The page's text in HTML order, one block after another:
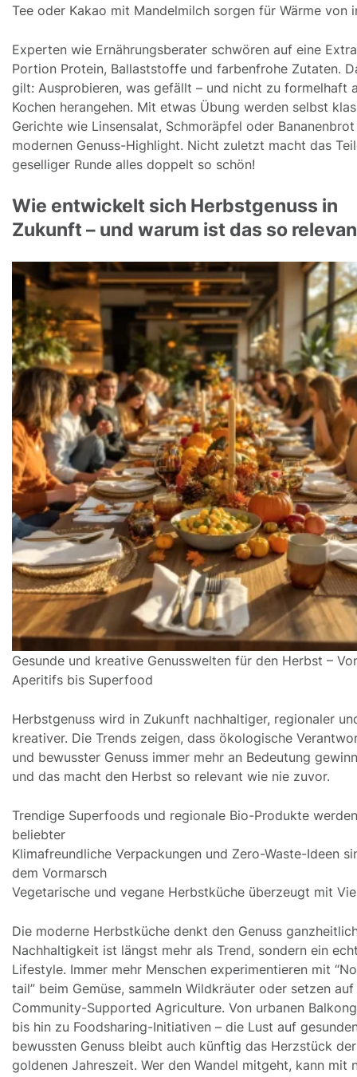
Tee oder Kakao mit Mandelmilch sorgen für Wärme von
Experten wie Ernährungsberater schwören auf eine
Portion Protein, Ballaststoffe und farbenfrohe Zutaten.
gilt: Ausprobieren, was gefällt – und nicht zu formelhaft
Kochen herangehen. Mit etwas Übung werden selbst
Gerichte wie Linsensalat, Schmoräpfel oder
modernen Genuss-Highlight. Nicht zuletzt macht das
geselliger Runde alles doppelt so schön!
Wie entwickelt sich Herbstgenuss in
Zukunft – und warum ist das so
Gesunde und kreative Genusswelten für den Herbst –
Aperitifs bis Superfood
Herbstgenuss wird in Zukunft nachhaltiger, regionaler
kreativer. Die Trends zeigen, dass ökologische
und bewusster Genuss immer mehr an Bedeutung
und das macht den Herbst so relevant wie nie zuvor.
Trendige Superfoods und regionale Bio-Produkte werden
beliebter
Klimafreundliche Verpackungen und Zero-Waste-Ideen
dem Vormarsch
Vegetarische und vegane Herbstküche überzeugt mit
Die moderne Herbstküche denkt den Genuss
Nachhaltigkeit ist längst mehr als Trend, sondern ein
Lifestyle. Immer mehr Menschen experimentieren mit
tail” beim Gemüse, sammeln Wildkräuter oder setzen auf
Community-Supported Agriculture. Von urbanen
bis hin zu Foodsharing-Initiativen – die Lust auf
bewussten Genuss bleibt auch künftig das Herzstück der
goldenen Jahreszeit. Wer den Wandel mitgeht, kann mit